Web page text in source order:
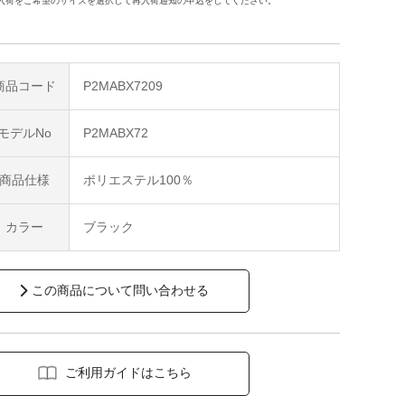
品コード P2MABX7209
デルNo P2MABX72
品仕様 ポリエステル100％
カラー ブラック
この商品について問い合わせる
ご利用ガイドはこちら